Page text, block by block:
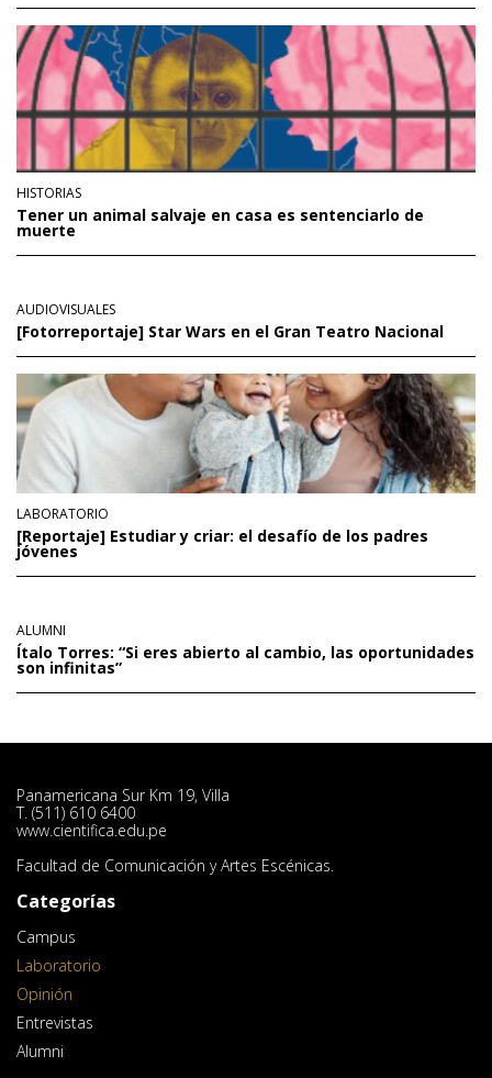
HISTORIAS
Tener un animal salvaje en casa es sentenciarlo de
muerte
AUDIOVISUALES
[Fotorreportaje] Star Wars en el Gran Teatro Nacional
LABORATORIO
[Reportaje] Estudiar y criar: el desafío de los padres
jóvenes
ALUMNI
Ítalo Torres: “Si eres abierto al cambio, las oportunidades
son infinitas”
Panamericana Sur Km 19, Villa
T. (511) 610 6400
www.cientifica.edu.pe
Facultad de Comunicación y Artes Escénicas.
Categorías
Campus
Laboratorio
Opinión
Entrevistas
Alumni